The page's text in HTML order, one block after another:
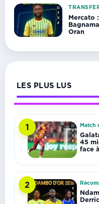
Mercato
Oran
LES PLUS LUS
1 Match
45
face
2